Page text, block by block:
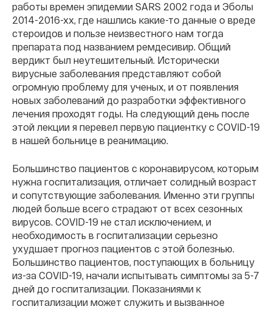
работы времен эпидемии SARS 2002 года и Эболы
2014-2016-хх, где нашлись какие-то данные о вреде
стероидов и пользе неизвестного нам тогда
препарата под названием ремдесивир. Общий
вердикт был неутешительный. Исторически
вирусные заболевания представляют собой
огромную проблему для ученых, и от появления
новых заболеваний до разработки эффективного
лечения проходят годы. На следующий день после
этой лекции я перевел первую пациентку с COVID-19
в нашей больнице в реанимацию.
Большинство пациентов с коронавирусом, которым
нужна госпитализация, отличает солидный возраст
и сопутствующие заболевания. Именно эти группы
людей больше всего страдают от всех сезонных
вирусов. COVID-19 не стал исключением, и
необходимость в госпитализации серьезно
ухудшает прогноз пациентов с этой болезнью.
Большинство пациентов, поступающих в больницу
из-за COVID-19, начали испытывать симптомы за 5-7
дней до госпитализации. Показаниями к
госпитализации может служить и вызванное